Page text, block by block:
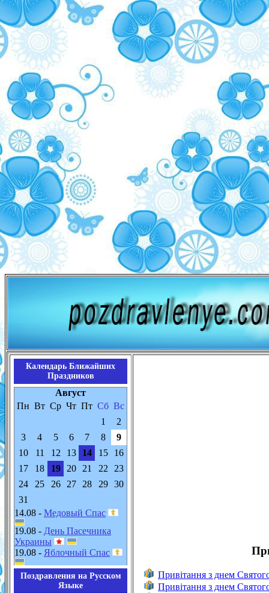
Календарь Ближайших
Праздников
Август
Пн Вт Ср Чт Пт Сб Вс
1
2
3
4 5 6 7 8
9
10
11 12 13 14 15
16
17
18 19 20 21 22
23
24
25 26 27 28 29
30
31
14.08 - Медовый Спас
19.08 - День Пасечника
Украины
19.08 - Яблочный Спас
Поздравления на Русском
Языке
Привітання з днем
Привітання з днем